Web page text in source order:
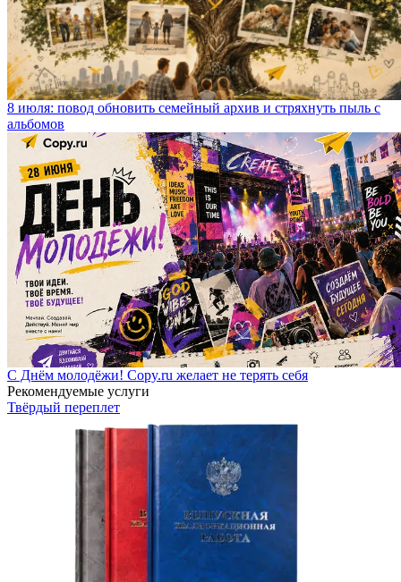
8 июля: повод обновить семейный архив и стряхнуть пыль с
альбомов
С Днём молодёжи! Copy.ru желает не терять себя
Рекомендуемые услуги
Твёрдый переплет